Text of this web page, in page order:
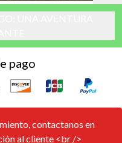
pago
contactanos en
al cliente <br />